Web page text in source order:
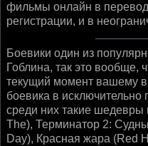
фильмы онлайн в
регистрации, и в
Боевики один из
Гоблина, так это
текущий момент вашему
боевика в
среди них такие шедевры
The), Терминатор 2:
Day), Красная жара (Red